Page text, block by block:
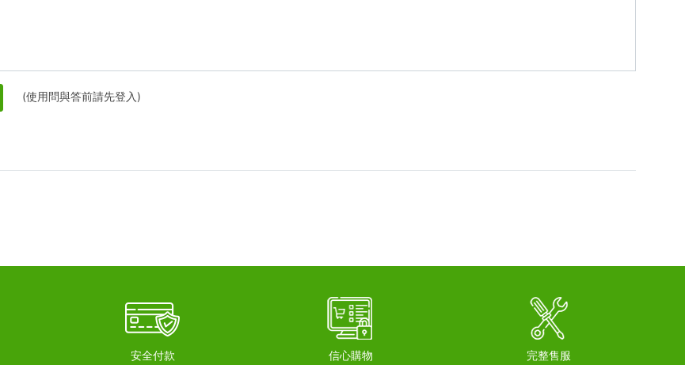
(使用問與答前請先登入)
安全付款 信心購物 完整售服